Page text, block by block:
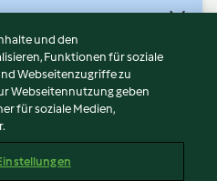
und den
Funktionen für soziale
Webseitenzugriffe zu
Webseitennutzung geben
für soziale Medien,